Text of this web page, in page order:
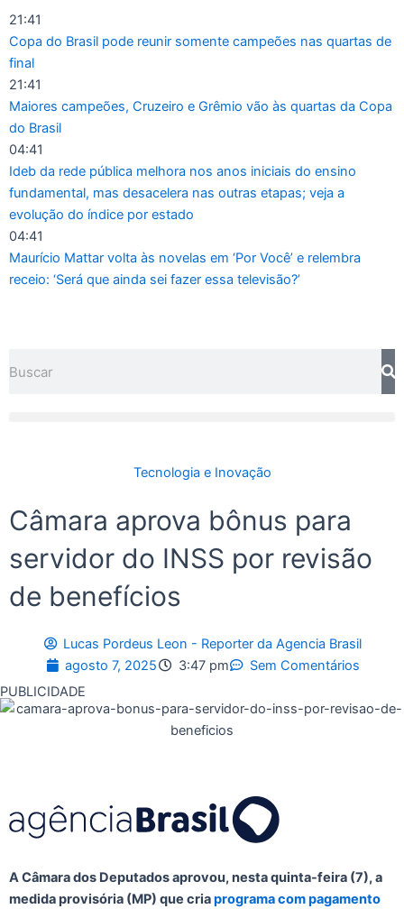
21:41
Copa do Brasil pode reunir somente campeões nas quartas de
final
21:41
Maiores campeões, Cruzeiro e Grêmio vão às quartas da Copa
do Brasil
04:41
Ideb da rede pública melhora nos anos iniciais do ensino
fundamental, mas desacelera nas outras etapas; veja a
evolução do índice por estado
04:41
Maurício Mattar volta às novelas em ‘Por Você’ e relembra
receio: ‘Será que ainda sei fazer essa televisão?’
Tecnologia e Inovação
Câmara aprova bônus para
servidor do INSS por revisão
de benefícios
Lucas Pordeus Leon - Reporter da Agencia Brasil
agosto 7, 2025
3:47 pm
Sem Comentários
PUBLICIDADE
A Câmara dos Deputados aprovou, nesta quinta-feira (7), a
medida provisória (MP) que criaprograma com pagamento